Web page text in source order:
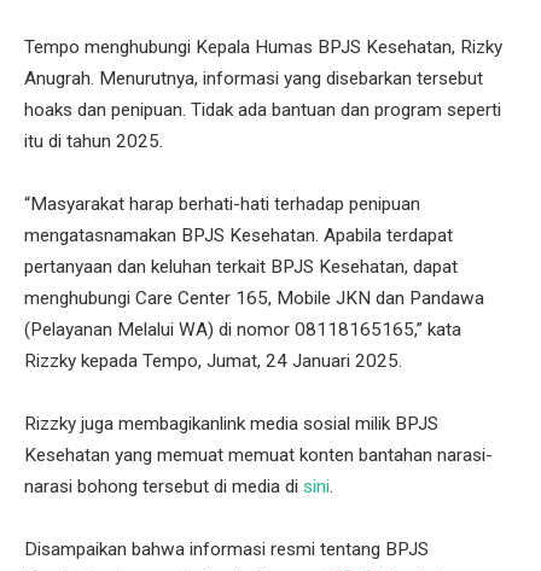
Tempo menghubungi Kepala Humas BPJS Kesehatan, Rizky
Anugrah. Menurutnya, informasi yang disebarkan tersebut
hoaks dan penipuan. Tidak ada bantuan dan program seperti
itu di tahun 2025.
“Masyarakat harap berhati-hati terhadap penipuan
mengatasnamakan BPJS Kesehatan. Apabila terdapat
pertanyaan dan keluhan terkait BPJS Kesehatan, dapat
menghubungi Care Center 165, Mobile JKN dan Pandawa
(Pelayanan Melalui WA) di nomor 08118165165,” kata
Rizzky kepada Tempo, Jumat, 24 Januari 2025.
Rizzky juga membagikanlink media sosial milik BPJS
Kesehatan yang memuat memuat konten bantahan narasi-
narasi bohong tersebut di media di sini
Disampaikan bahwa informasi resmi tentang BPJS